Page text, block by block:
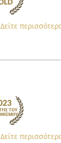
Δείτε
Δείτε